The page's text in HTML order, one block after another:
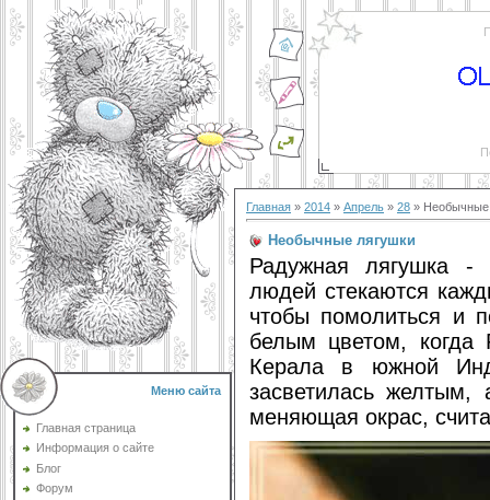
Меню сайта
Главная страница
Информация о сайте
Блог
Форум
Главная » 2014 » Апрель » 28 » Необычные
Необычные лягушки
Радужная лягушка -
людей стекаются
чтобы помолиться и
белым цветом, когда
Керала в южной
засветилась желтым,
меняющая окрас,